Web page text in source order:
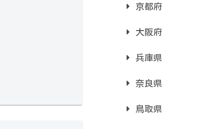
京都府
大阪府
兵庫県
奈良県
鳥取県